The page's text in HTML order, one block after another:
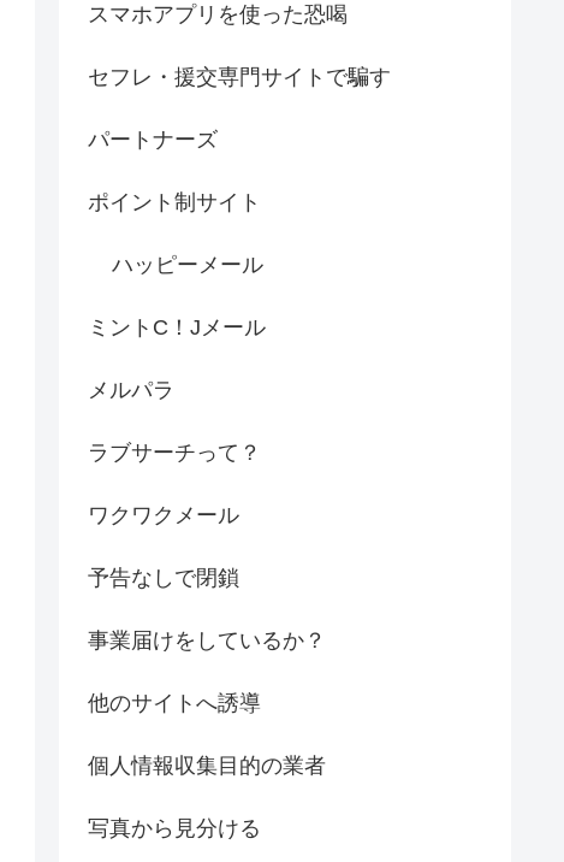
スマホアプリを使った恐喝
セフレ・援交専門サイトで騙す
パートナーズ
ポイント制サイト
ハッピーメール
ミントC！Jメール
メルパラ
ラブサーチって？
ワクワクメール
予告なしで閉鎖
事業届けをしているか？
他のサイトへ誘導
個人情報収集目的の業者
写真から見分ける